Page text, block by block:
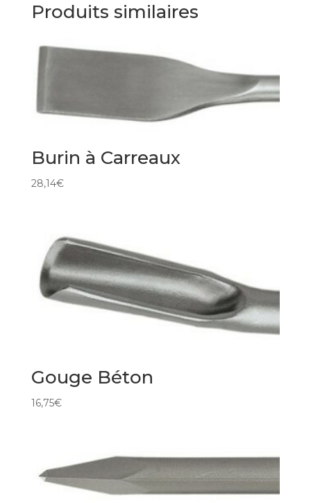
Produits similaires
Burin à Carreaux
28,14€
Gouge Béton
16,75€